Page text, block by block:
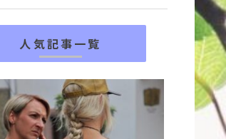
人気記事一覧